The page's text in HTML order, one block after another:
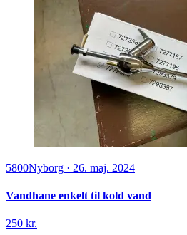
5800Nyborg · 26. maj. 2024
Vandhane enkelt til kold vand
250 kr.